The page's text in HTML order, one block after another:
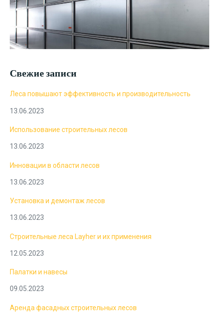
Свежие записи
Леса повышают эффективность и производительность
13.06.2023
Использование строительных лесов
13.06.2023
Инновации в области лесов
13.06.2023
Установка и демонтаж лесов
13.06.2023
Строительные леса Layher и их применения
12.05.2023
Палатки и навесы
09.05.2023
Аренда фасадных строительных лесов